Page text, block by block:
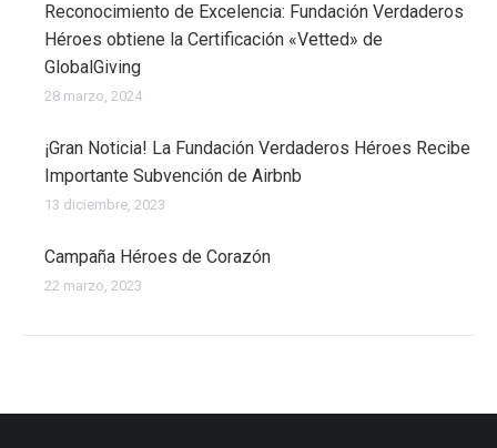
Reconocimiento de Excelencia: Fundación Verdaderos
Héroes obtiene la Certificación «Vetted» de
GlobalGiving
28 marzo, 2024
¡Gran Noticia! La Fundación Verdaderos Héroes Recibe
Importante Subvención de Airbnb
13 diciembre, 2023
Campaña Héroes de Corazón
22 marzo, 2023